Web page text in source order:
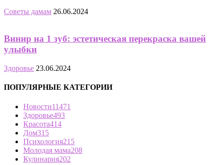
Советы дамам 26.06.2024
Винир на 1 зуб: эстетическая перекраска вашей
улыбки
Здоровье 23.06.2024
ПОПУЛЯРНЫЕ КАТЕГОРИИ
Новости11471
Здоровье493
Красота414
Дом315
Психология215
Молодая мама208
Кулинария202